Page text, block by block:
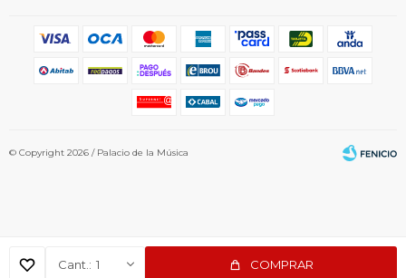
1 COMPRAR
© Copyright 2026 / Palacio de la Música